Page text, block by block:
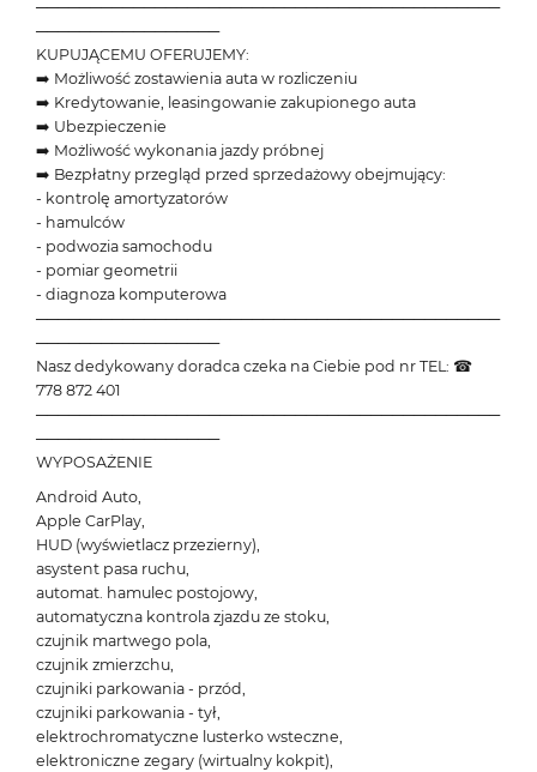
───────────────────────────────────────────
─────────────────
KUPUJĄCEMU OFERUJEMY:
➡️ Możliwość zostawienia auta w rozliczeniu
➡️ Kredytowanie, leasingowanie zakupionego auta
➡️ Ubezpieczenie
➡️ Możliwość wykonania jazdy próbnej
➡️ Bezpłatny przegląd przed sprzedażowy obejmujący:
- kontrolę amortyzatorów
- hamulców
- podwozia samochodu
- pomiar geometrii
- diagnoza komputerowa
───────────────────────────────────────────
─────────────────
Nasz dedykowany doradca czeka na Ciebie pod nr TEL: ☎
778 872 401
───────────────────────────────────────────
─────────────────
WYPOSAŻENIE
Android Auto,
Apple CarPlay,
HUD (wyświetlacz przezierny),
asystent pasa ruchu,
automat. hamulec postojowy,
automatyczna kontrola zjazdu ze stoku,
czujnik martwego pola,
czujnik zmierzchu,
czujniki parkowania - przód,
czujniki parkowania - tył,
elektrochromatyczne lusterko wsteczne,
elektroniczne zegary (wirtualny kokpit),